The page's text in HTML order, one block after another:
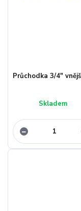
Průchodka 3/4"
Skladem